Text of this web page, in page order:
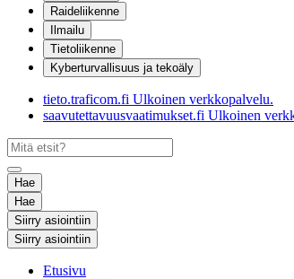
Raideliikenne
Ilmailu
Tietoliikenne
Kyberturvallisuus ja tekoäly
tieto.traficom.fi Ulkoinen verkkopalvelu.
saavutettavuusvaatimukset.fi Ulkoinen
Hae
Hae
Siirry asiointiin
Siirry asiointiin
Etusivu